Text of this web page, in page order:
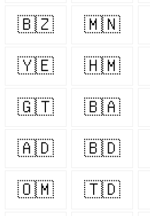
🇧🇿 🇲🇳
🇾🇪 🇭🇲
🇬🇹 🇧🇦
🇦🇩 🇧🇩
🇴🇲 🇹🇩